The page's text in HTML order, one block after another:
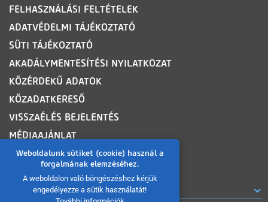
Weboldalunk sütiket (cookie) használ a
forgalmának elemzéséhez.
A weboldalon való böngészéshez kérjük
engedélyezze a sütik használatát!
FELHASZNÁLÁSI FELTÉTELEK
ADATVÉDELMI TÁJÉKOZTATÓ
SÜTI TÁJÉKOZTATÓ
AKADÁLYMENTESÍTÉSI NYILATKOZAT
KÖZÉRDEKŰ ADATOK
KÖZADATKERESŐ
VISSZAÉLÉS BEJELENTÉS
MÉDIAAJÁNLAT
OLDALTÉRKÉP
ROVATOK